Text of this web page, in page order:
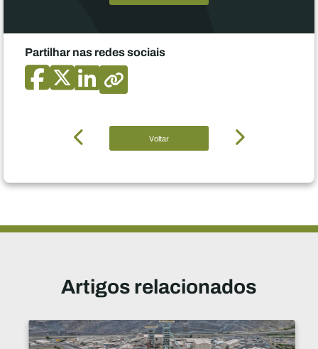
Partilhar nas redes sociais
Voltar
Artigos relacionados